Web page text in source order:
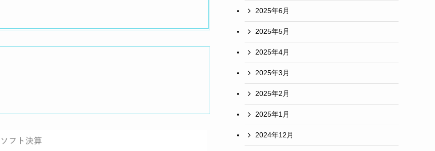
2025年6月
2025年5月
2025年4月
2025年3月
2025年2月
2025年1月
2024年12月